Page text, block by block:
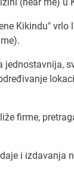
Kikindu"
firme,
i izdavanja